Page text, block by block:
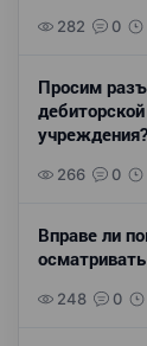
282 0
Просим
учреждения?
266 0
Вправе ли
248 0